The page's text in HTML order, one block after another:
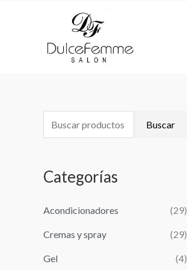
u
c
r
p
o
Buscar
Categorías
Acondicionadores (29)
Cremas y spray (29)
Gel (4)